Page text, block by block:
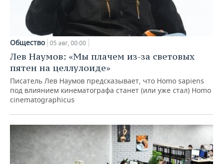
Общество 05 авг, 00:00
Лев Наумов: «Мы плачем из-за световых
пятен на целлулоиде»
Писатель Лев Наумов предсказывает, что Homo sapiens
под влиянием кинематографа станет (или уже стал) Homo
cinematographicus